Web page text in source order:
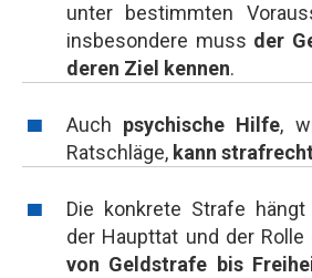
unter bestimmten
insbesondere muss der
deren Ziel kennen.
Auch psychische Hilfe,
Ratschläge, kann
Die konkrete Strafe
der Haupttat und der
von Geldstrafe bis